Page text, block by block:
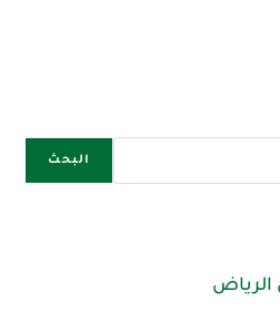
البحث
الرياض